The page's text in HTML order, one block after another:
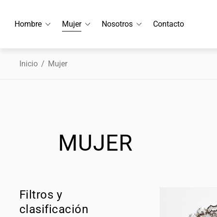
Hombre Mujer Nosotros Contacto
Inicio / Mujer
MUJER
Filtros y
clasificación